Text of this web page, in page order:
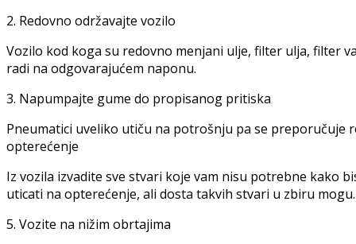
2. Redovno održavajte vozilo
Vozilo kod koga su redovno menjani ulje, filter ulja, filter
radi na odgovarajućem naponu.
3. Napumpajte gume do propisanog pritiska
Pneumatici uveliko utiču na potrošnju pa se preporučuje
opterećenje
Iz vozila izvadite sve stvari koje vam nisu potrebne kako
uticati na opterećenje, ali dosta takvih stvari u zbiru mogu.
5. Vozite na nižim obrtajima